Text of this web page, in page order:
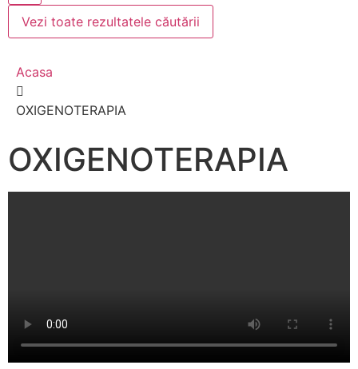
Vezi toate rezultatele căutării
Acasa
OXIGENOTERAPIA
OXIGENOTERAPIA